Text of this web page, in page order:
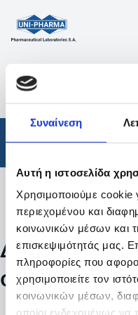
Συναίνεση
Αυτή η ιστοσελίδα
Χρησιμοποιούμε cookie
περιεχομένου και
κοινωνικών μέσων και
επισκεψιμότητάς μας.
πληροφορίες που
χρησιμοποιείτε τον
κοινωνικών μέσων,
οποίοι ενδεχομένως να
ΠΡΟΪΟΝΤΑ
ΑΠΟΤΕΛΕΣΜΑΤΑ
Φάρμακα /
Φίλτρα
Δεν